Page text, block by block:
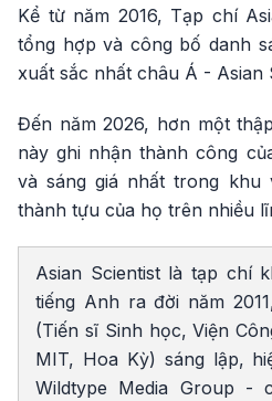
Kể từ năm 2016, Tạp chí
tổng hợp và công bố danh
xuất sắc nhất châu Á - Asian
Đến năm 2026, hơn một
này ghi nhận thành công
và sáng giá nhất trong khu
thành tựu của họ trên nhiều
Asian Scientist là tạp chí
tiếng Anh ra đời năm
(Tiến sĩ Sinh học, Viện
MIT, Hoa Kỳ) sáng lập,
Wildtype Media Group -